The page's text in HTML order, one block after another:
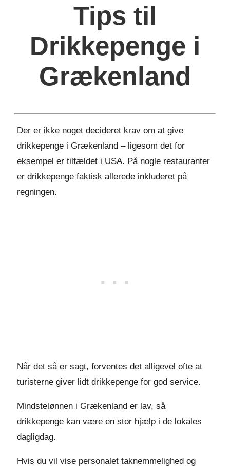
Tips til
Drikkepenge i
Grækenland
Der er ikke noget decideret krav om at give
drikkepenge i Grækenland – ligesom det for
eksempel er tilfældet i USA. På nogle restauranter
er drikkepenge faktisk allerede inkluderet på
regningen.
Når det så er sagt, forventes det alligevel ofte at
turisterne giver lidt drikkepenge for god service.
Mindstelønnen i Grækenland er lav, så
drikkepenge kan være en stor hjælp i de lokales
dagligdag.
Hvis du vil vise personalet taknemmelighed og